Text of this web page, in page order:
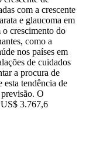
com a crescente
e glaucoma em
o crescimento do
como a
nos países em
de cuidados
a procura de
esta tendência de
O
US$ 3.767,6